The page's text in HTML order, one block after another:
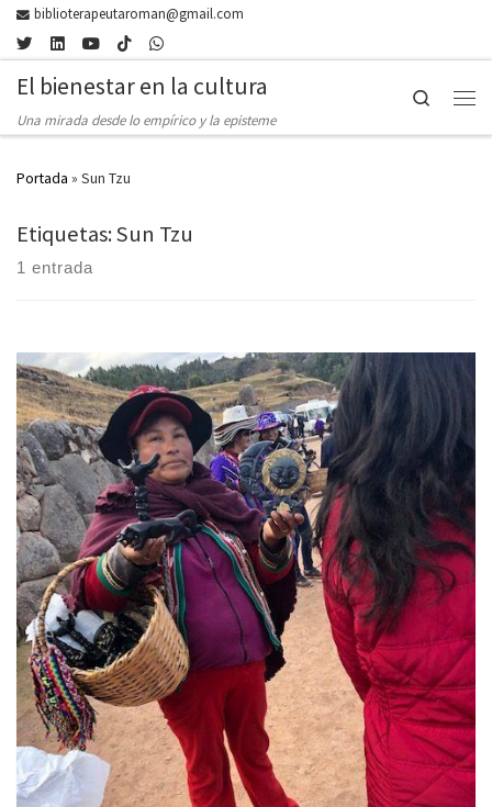
Skip to content
biblioterapeutaroman@gmail.com
El bienestar en la cultura
Una mirada desde lo empírico y la episteme
Search
Portada » Sun Tzu
Etiquetas: Sun Tzu
1 entrada